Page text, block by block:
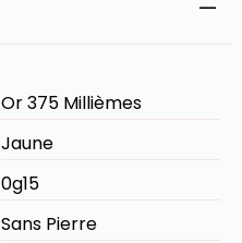
Or 375 Millièmes
Jaune
0g15
Sans Pierre